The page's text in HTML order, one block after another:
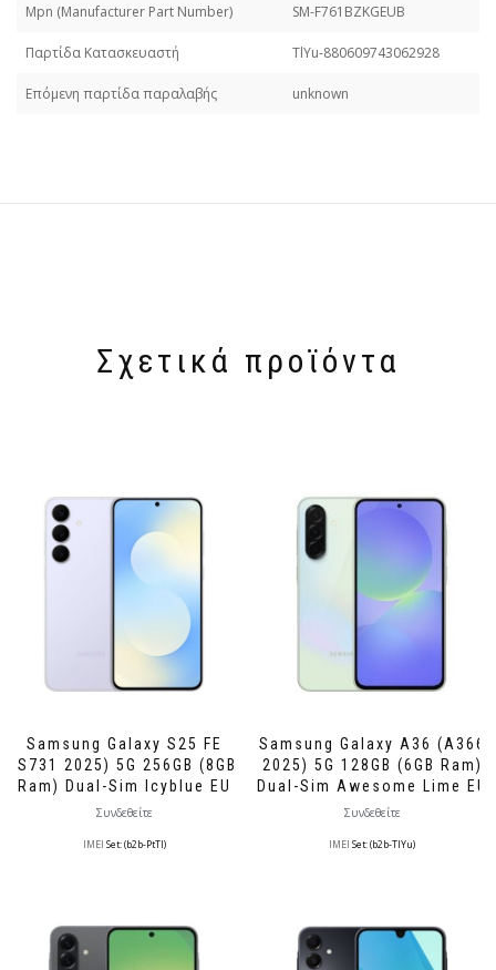
Mpn (Manufacturer Part Number) SM-F761BZKGEUB
Παρτίδα Κατασκευαστή TlYu-880609743062928
Επόμενη παρτίδα παραλαβής unknown
Σχετικά προϊόντα
Samsung Galaxy S25 FE
(S731 2025) 5G 256GB (8GB
Ram) Dual-Sim Icyblue EU
Συνδεθείτε
IMEI Set: (b2b-PtTl)
Samsung Galaxy A36 (A366
2025) 5G 128GB (6GB Ram)
Dual-Sim Awesome Lime EU
Συνδεθείτε
IMEI Set: (b2b-TlYu)